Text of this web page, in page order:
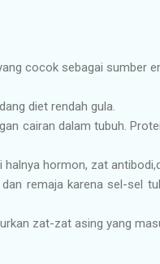
cocok sebagai sumber
diet rendah gula.
cairan dalam tubuh.
hormon, zat
remaja karena sel-sel
zat-zat asing yang